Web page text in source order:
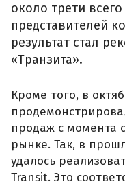
около трети
представителей
результат стал
«Транзита».
Кроме того, в
продаж с момента
рынке. Так, в
удалось
Transit. Это